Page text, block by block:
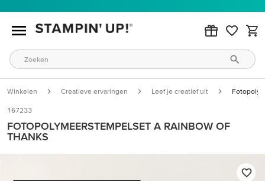
Winkelen Creatieve ervaringen Leef je creatief uit
167233
FOTOPOLYMEERSTEMPELSET A RAINBOW OF
THANKS